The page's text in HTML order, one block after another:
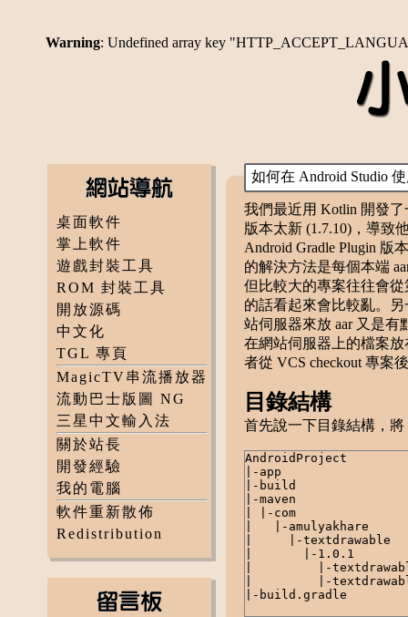
Warning: Undefined array key
桌面軟件
掌上軟件
遊戲封裝工具
ROM 封裝工具
開放源碼
中文化
TGL 專頁
MagicTV串流播放器
流動巴士版圖 NG
三星中文輸入法
關於站長
開發經驗
我的電腦
軟件重新散佈
Redistribution
如何在 Android Studio
我們最近用 Kotlin 開發
版本太新 (1.7.10)，導致
Android Gradle Plugin 版
的解決方法是每個本端
但比較大的專案往往會從
的話看起來會比較亂。另
站伺服器來放 aar 又是有
在網站伺服器上的檔案
者從 VCS checkout 專案
目錄結構
首先說一下目錄結構，將
AndroidProject
|-app
|-build
|-maven
| |-com
| |-amulyakhare
| |-textdrawable
| |-1.0.1
| |-
| |-textdrawable-
|-build.gradle